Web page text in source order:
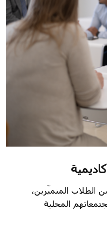
الطلاب المتميّزين،
المحلية